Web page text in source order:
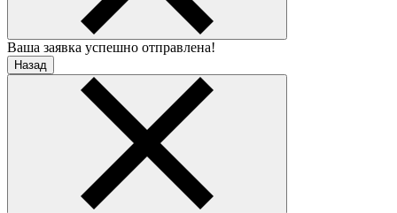
Ваша заявка успешно отправлена!
Назад